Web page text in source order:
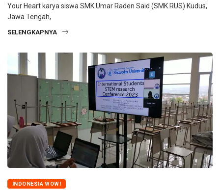
Your Heart karya siswa SMK Umar Raden Said (SMK RUS) Kudus,
Jawa Tengah,
SELENGKAPNYA
INDONESIA WOW!